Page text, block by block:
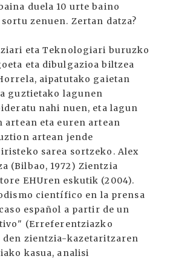
duela 10 urte baino
zenuen. Zertan datza?
eta Teknologiari buruzko
eta dibulgazioa biltzea
aipatutako gaietan
guztietako lagunen
nahi nuen, eta lagun
eta euren artean
artean jende
sarea sortzeko. Alex
(Bilbao, 1972) Zientzia
EHUren eskutik (2004).
científico en la prensa
español a partir de un
(Erreferentziazko
den zientzia-kazetaritzaren
kasua, analisi